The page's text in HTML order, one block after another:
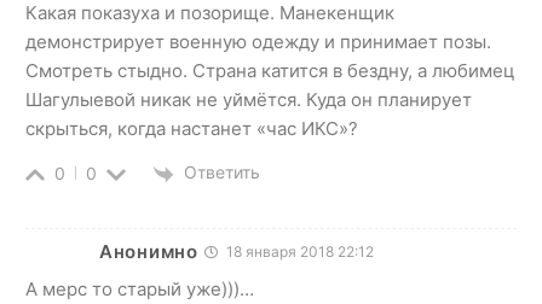
Какая показуха и позорище. Манекенщик
демонстрирует военную одежду и принимает позы.
Смотреть стыдно. Страна катится в бездну, а любимец
Шагулыевой никак не уймётся. Куда он планирует
скрыться, когда настанет «час ИКС»?
0 0 Ответить
Анонимно 18 января 2018 22:12
А мерс то старый уже)))…